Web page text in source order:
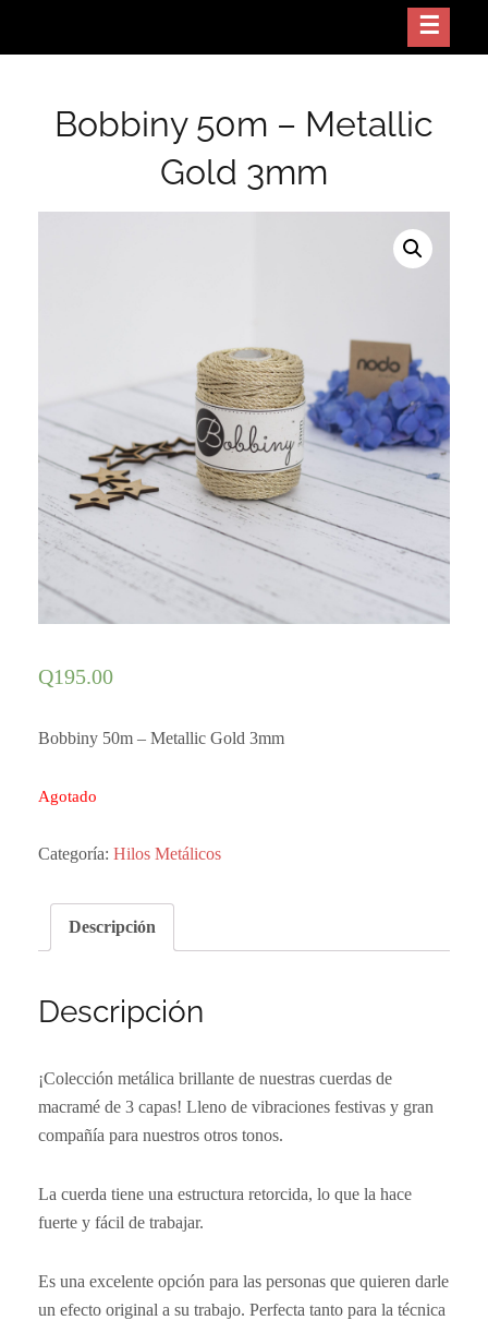
Bobbiny 50m – Metallic
Gold 3mm
Q195.00
Bobbiny 50m – Metallic Gold 3mm
Agotado
Categoría: Hilos Metálicos
Descripción
Descripción
¡Colección metálica brillante de nuestras cuerdas de
macramé de 3 capas! Lleno de vibraciones festivas y gran
compañía para nuestros otros tonos.
La cuerda tiene una estructura retorcida, lo que la hace
fuerte y fácil de trabajar.
Es una excelente opción para las personas que quieren darle
un efecto original a su trabajo. Perfecta tanto para la técnica